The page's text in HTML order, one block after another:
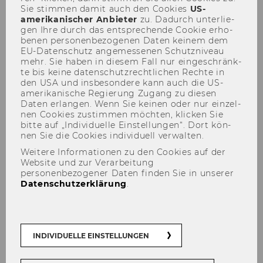
Eh­ren­dok­tor*innen
Jahr 2026
Ehrendokt
or*in
HUBER Peter M. (geb.
1959), Professor für Öffentliches
Recht an der Ludwig-
Maximilians-Universität (LMU)
München, ehem. Innenminister
des Freistaats Thüringen,
WHITED Toni M., Frederick G L
Huetwell Professor of
Sie stim­men damit auch den Coo­kies US-​
amerikanischer An­bie­ter zu. Da­durch un­ter­lie­
gen Ihre durch das ent­spre­chen­de Coo­kie er­ho­
be­nen per­so­nen­be­zo­ge­nen Daten kei­nem dem
EU-​Datenschutz an­ge­mes­se­nen Schutz­ni­veau
mehr. Sie haben in die­sem Fall nur ein­ge­schränk­
te bis keine da­ten­schutz­recht­li­chen Rech­te in
den USA und ins­be­son­de­re kann auch die US-​
amerikanische Re­gie­rung Zu­gang zu die­sen
Daten er­lan­gen. Wenn Sie kei­nen oder nur ein­zel­
nen Coo­kies zu­stim­men möch­ten, kli­cken Sie
bitte auf „In­di­vi­du­el­le Ein­stel­lun­gen“. Dort kön­
nen Sie die Coo­kies in­di­vi­du­ell ver­wal­ten.
Weitere Informationen zu den Cookies auf der
Website und zur Verarbeitung
personenbezogener Daten finden Sie in unserer
Datenschutzerklärung.
INDIVIDUELLE EINSTELLUNGEN